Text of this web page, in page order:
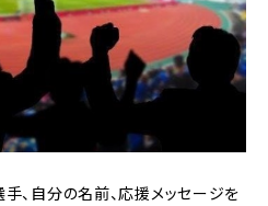
、自分の名前、応援メッセージを